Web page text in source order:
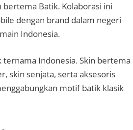
Batik. Kolaborasi ini
dengan brand dalam negeri
Indonesia.
Indonesia. Skin bertema
skin senjata, serta aksesoris
motif batik klasik